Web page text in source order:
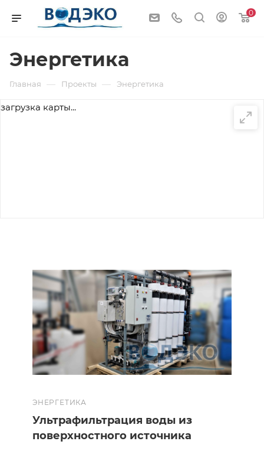
0
Энергетика
Главная — Проекты — Энергетика
загрузка карты...
ЭНЕРГЕТИКА
Ультрафильтрация воды из
поверхностного источника